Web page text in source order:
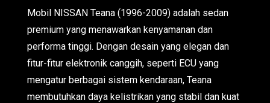
Mobil NISSAN Teana (1996-2009) adalah sedan
premium yang menawarkan kenyamanan dan
performa tinggi. Dengan desain yang elegan dan
fitur-fitur elektronik canggih, seperti ECU yang
mengatur berbagai sistem kendaraan, Teana
membutuhkan daya kelistrikan yang stabil dan kuat